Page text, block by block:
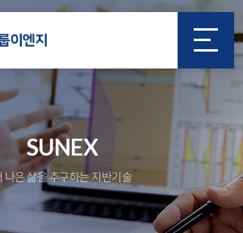
SUNEX
나은 삶을 추구하는 지반기술